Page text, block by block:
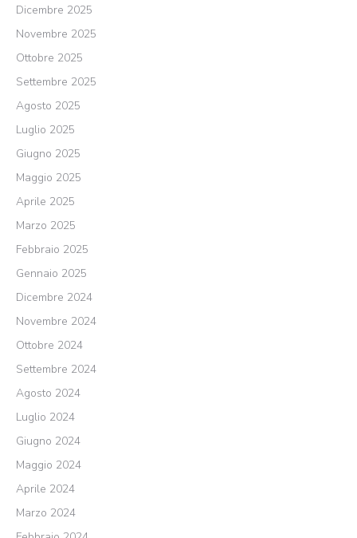
Dicembre 2025
Novembre 2025
Ottobre 2025
Settembre 2025
Agosto 2025
Luglio 2025
Giugno 2025
Maggio 2025
Aprile 2025
Marzo 2025
Febbraio 2025
Gennaio 2025
Dicembre 2024
Novembre 2024
Ottobre 2024
Settembre 2024
Agosto 2024
Luglio 2024
Giugno 2024
Maggio 2024
Aprile 2024
Marzo 2024